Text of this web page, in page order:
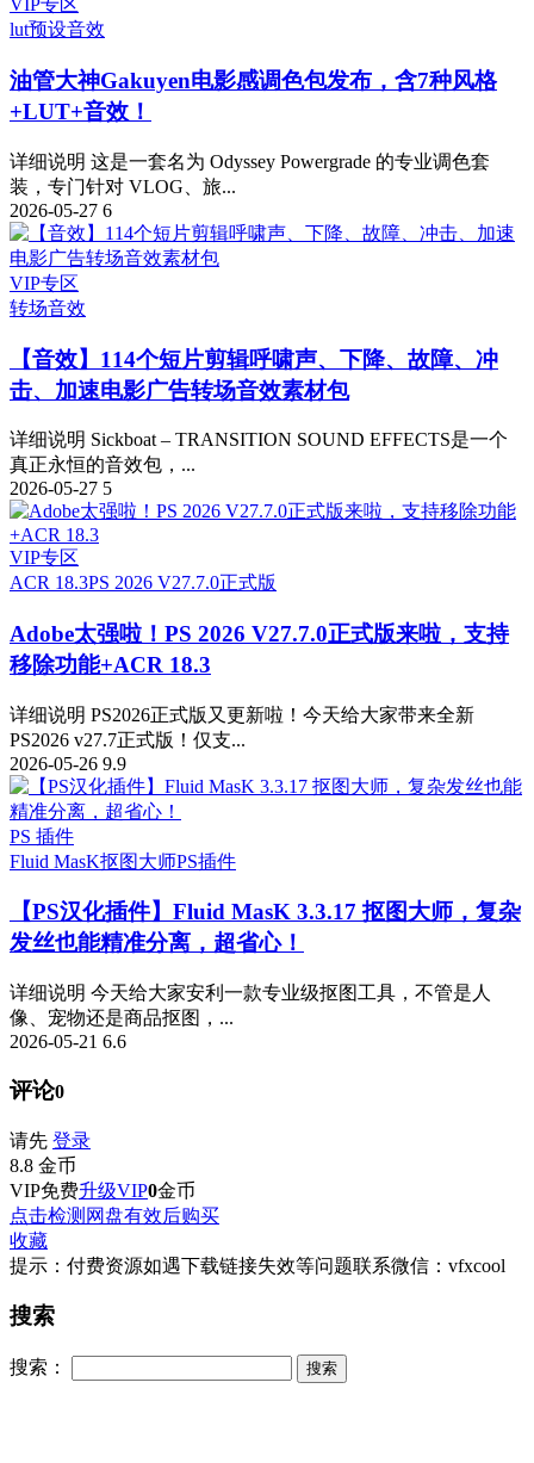
VIP专区
lut预设音效
油管大神Gakuyen电影感调色包发布，含7种风格
+LUT+音效！
详细说明 这是一套名为 Odyssey Powergrade 的专业调色套
装，专门针对 VLOG、旅...
2026-05-27 6
VIP专区
转场音效
【音效】114个短片剪辑呼啸声、下降、故障、冲
击、加速电影广告转场音效素材包
详细说明 Sickboat – TRANSITION SOUND EFFECTS是一个
真正永恒的音效包，...
2026-05-27 5
VIP专区
ACR 18.3PS 2026 V27.7.0正式版
Adobe太强啦！PS 2026 V27.7.0正式版来啦，支持
移除功能+ACR 18.3
详细说明 PS2026正式版又更新啦！今天给大家带来全新
PS2026 v27.7正式版！仅支...
2026-05-26 9.9
PS 插件
Fluid MasK抠图大师PS插件
【PS汉化插件】Fluid MasK 3.3.17 抠图大师，复杂
发丝也能精准分离，超省心！
详细说明 今天给大家安利一款专业级抠图工具，不管是人
像、宠物还是商品抠图，...
2026-05-21 6.6
评论0
请先 登录
8.8 金币
VIP免费升级VIP0金币
点击检测网盘有效后购买
收藏
提示：付费资源如遇下载链接失效等问题联系微信：vfxcool
搜索
搜索：